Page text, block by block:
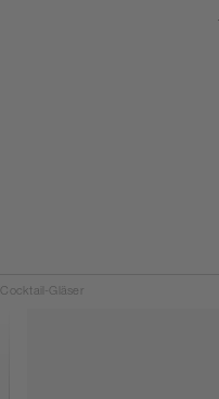
Cocktail-Gläser